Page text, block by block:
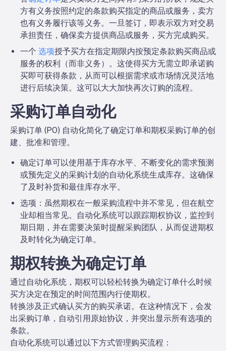
方有义务按照约定的条款购买指定的商品或服务，卖方
也有义务履行该等义务。一旦签订，即表示双方对交易
承担责任，确保卖方提供商品或服务，买方完成购买。
一个 选项授予买方在指定期限内按预定条款购买商品或
服务的权利（而非义务）。这使得买方无需立即承诺购
买即可获得条款，从而可以根据需求或市场情况灵活地
进行后续决策。这可以大大加快再次订购的流程。
采购订单自动化
采购订单 (PO) 自动化简化了确定订单和期权采购订单的创
建、批准和管理。
确定订单可以使用基于库存水平、不断变化的需求预测
或预先定义的采购计划的自动化系统生成库存。这确保
了及时补货和最佳库存水平。
选项： 虽然期权在一般采购流程中并不常见，但在航空
业却相当常见。自动化系统可以跟踪期权协议，监控到
期日期，并在需要决策时提醒采购团队，从而促进期权
及时转化为确定订单。
期权转换为确定订单
通过自动化系统，期权可以轻松转换为确定订单什么时候
买方决定在预定的时间范围内行使期权。
转换涉及正式确认买方的购买承诺。在这种情况下，会发
出采购订单，自动引用原始协议，并突出显示所有选项的
条款。
自动化系统可以通过以下方式管理购买流程：